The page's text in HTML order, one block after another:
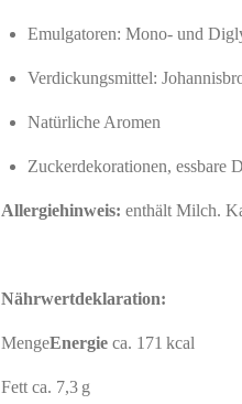
Emulgatoren: Mono‑ und
Verdickungsmittel:
Natürliche Aromen
Zuckerdekorationen, essbare
Allergiehinweis: enthält Milch.
Nährwertdeklaration:
MengeEnergie ca. 171 kcal
Fett ca. 7,3 g